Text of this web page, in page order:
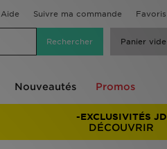
Aide Suivre ma commande Favoris
Panier vide
Nouveautés Promos
-EXCLUSIVITÉS JD
DÉCOUVRIR